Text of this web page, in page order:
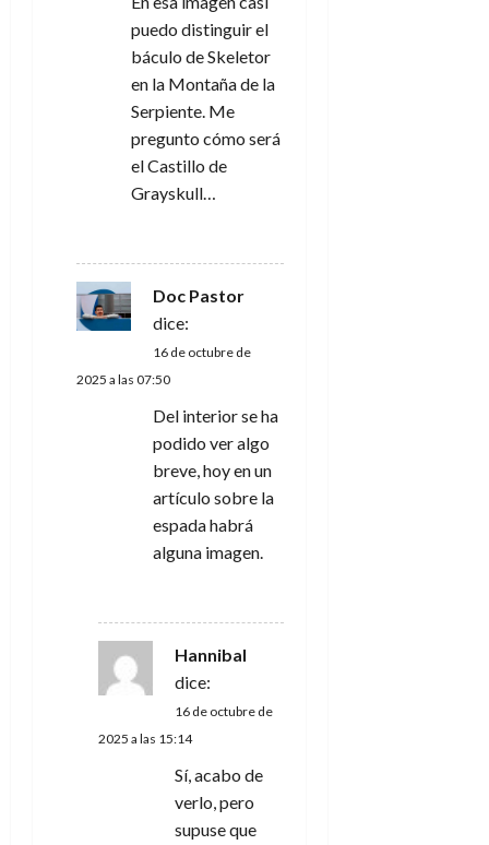
puedo distinguir el
báculo de Skeletor
en la Montaña de la
Serpiente. Me
pregunto cómo será
el Castillo de
Grayskull…
Doc Pastor
dice:
16 de octubre de
2025 a las 07:50
Del interior se ha
podido ver algo
breve, hoy en un
artículo sobre la
espada habrá
alguna imagen.
Hannibal
dice:
16 de octubre de
2025 a las 15:14
Sí, acabo de
verlo, pero
supuse que